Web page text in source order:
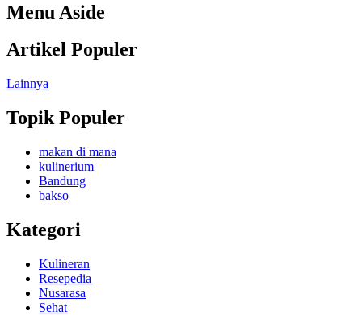
Menu Aside
Artikel Populer
Lainnya
Topik Populer
makan di mana
kulinerium
Bandung
bakso
Kategori
Kulineran
Resepedia
Nusarasa
Sehat